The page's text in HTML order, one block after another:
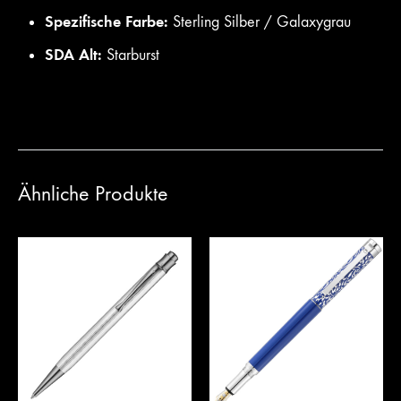
Spezifische Farbe: Sterling Silber / Galaxygrau
SDA Alt: Starburst
Ähnliche Produkte